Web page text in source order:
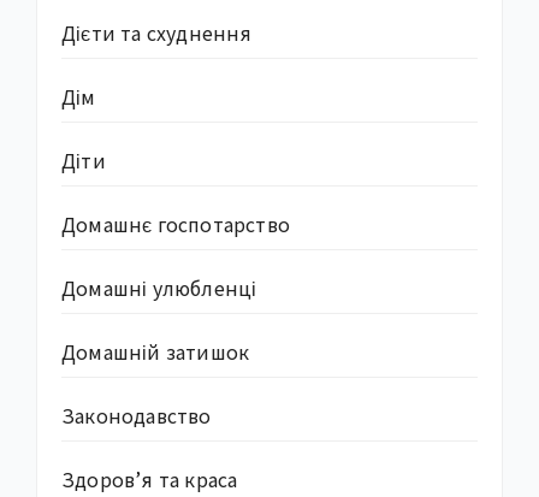
Дієти та схуднення
Дім
Діти
Домашнє госпотарство
Домашні улюбленці
Домашній затишок
Законодавство
Здоров’я та краса